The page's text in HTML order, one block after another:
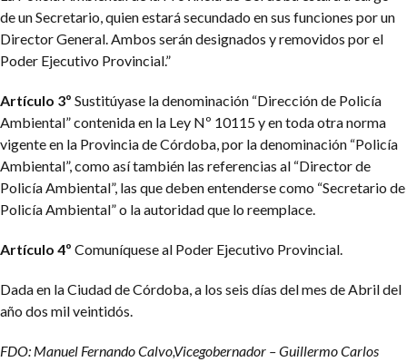
de un Secretario, quien estará secundado en sus funciones por un
Director General. Ambos serán designados y removidos por el
Poder Ejecutivo Provincial.”
Artículo 3º Sustitúyase la denominación “Dirección de Policía
Ambiental” contenida en la Ley Nº 10115 y en toda otra norma
vigente en la Provincia de Córdoba, por la denominación “Policía
Ambiental”, como así también las referencias al “Director de
Policía Ambiental”, las que deben entenderse como “Secretario de
Policía Ambiental” o la autoridad que lo reemplace.
Artículo 4º Comuníquese al Poder Ejecutivo Provincial.
Dada en la Ciudad de Córdoba, a los seis días del mes de Abril del
año dos mil veintidós.
FDO: Manuel Fernando Calvo,Vicegobernador –Guillermo Carlos